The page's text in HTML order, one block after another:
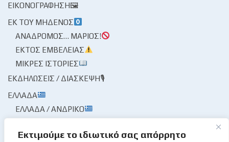
Εκτιμούμε το ιδιωτικό σας απόρρητο
ΕΙΚΟΝΟΓΡΆΦΗΣΗ🖼
ΕΚ ΤΟΥ ΜΗΔΕΝΌΣ
ΑΝΆΔΡΟΜΟΣ… ΜΆΡΙΟΣ!
ΕΚΤΌΣ ΕΜΒΈΛΕΙΑΣ
ΜΙΚΡΈΣ ΙΣΤΟΡΊΕΣ
ΕΚΔΗΛΏΣΕΙΣ / ΔΙΆΣΚΕΨΗ🎙
ΕΛΛΆΔΑ
ΕΛΛΆΔΑ / ΑΝΔΡΙΚΌ
ΕΝΤΌΣ, ΕΚΤΌΣ, ΕΠΊ ΤΑ ΑΥΤΆ